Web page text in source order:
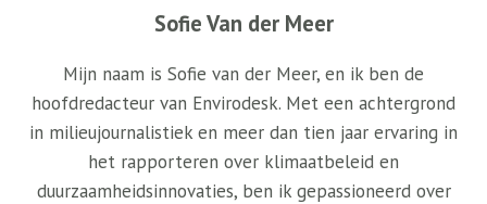
Sofie Van der Meer
Mijn naam is Sofie van der Meer, en ik ben de
hoofdredacteur van Envirodesk. Met een achtergrond
in milieujournalistiek en meer dan tien jaar ervaring in
het rapporteren over klimaatbeleid en
duurzaamheidsinnovaties, ben ik gepassioneerd over